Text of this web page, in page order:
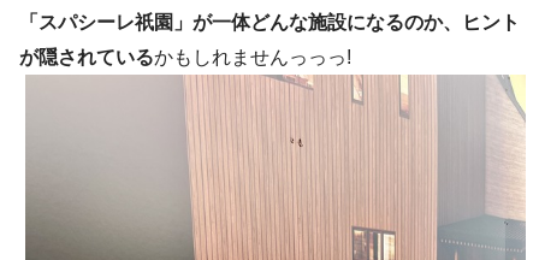
「スパシーレ祇園」が一体どんな施設になるのか、ヒント
が隠されているかもしれませんっっっ!